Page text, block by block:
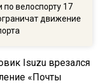
по велоспорту 17
движение